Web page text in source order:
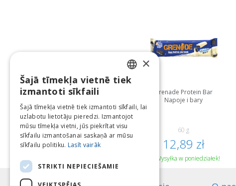
Grenade Protein Bar
Napoje i bary
60 g
12,89 zł
Wysyłka w poniedziałek!
LATVIAN
LITHUANIAN
ESTONIAN
×
Šajā tīmekļa vietnē tiek
izmantoti sīkfaili
Šajā tīmekļa vietnē tiek izmantoti sīkfaili, lai
uzlabotu lietotāju pieredzi. Izmantojot
mūsu tīmekļa vietni, jūs piekrītat visu
sīkfailu izmantošanai saskaņā ar mūsu
sīkfailu politiku. Lasīt vairāk
STRIKTI NEPIECIEŠAMIE